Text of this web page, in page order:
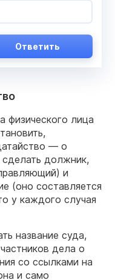
Ответить
физического лица
— о
должник,
и
(оно составляется
у каждого случая
название суда,
дела о
со ссылками на
и само